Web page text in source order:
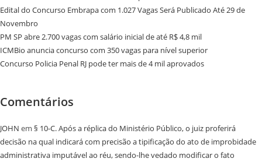
Edital do Concurso Embrapa com 1.027 Vagas Será Publicado Até 29 de
Novembro
PM SP abre 2.700 vagas com salário inicial de até R$ 4,8 mil
ICMBio anuncia concurso com 350 vagas para nível superior
Concurso Policia Penal RJ pode ter mais de 4 mil aprovados
Comentários
JOHN em § 10-C. Após a réplica do Ministério Público, o juiz proferirá
decisão na qual indicará com precisão a tipificação do ato de improbidade
administrativa imputável ao réu, sendo-lhe vedado modificar o fato